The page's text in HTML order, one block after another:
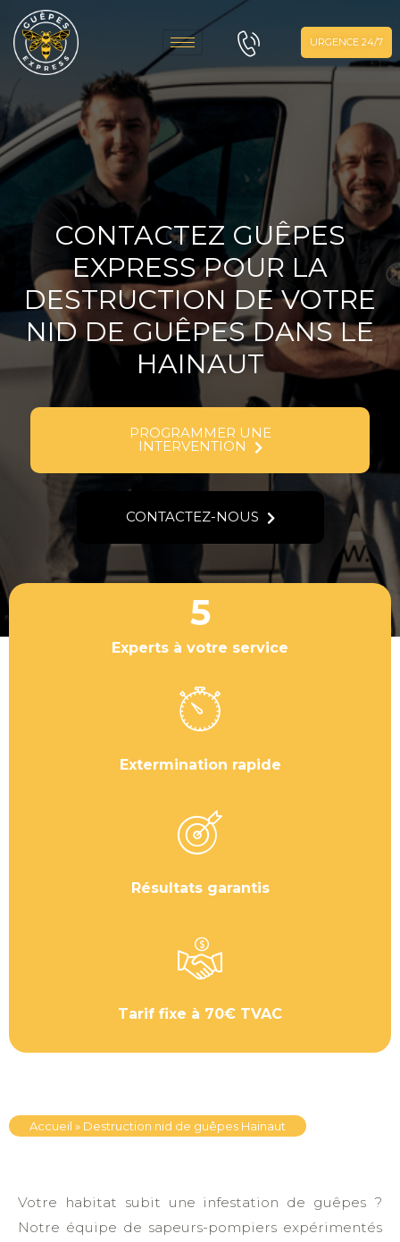
URGENCE 24/7
CONTACTEZ GUÊPES
EXPRESS POUR LA
DESTRUCTION DE VOTRE
NID DE GUÊPES DANS LE
HAINAUT
PROGRAMMER UNE
INTERVENTION
CONTACTEZ-NOUS
5
Experts à votre service
Extermination rapide
Résultats garantis
Tarif fixe à 70€ TVAC
Accueil » Destruction nid de guêpes Hainaut
Votre habitat subit une infestation de guêpes ?
Notre équipe de sapeurs-pompiers expérimentés